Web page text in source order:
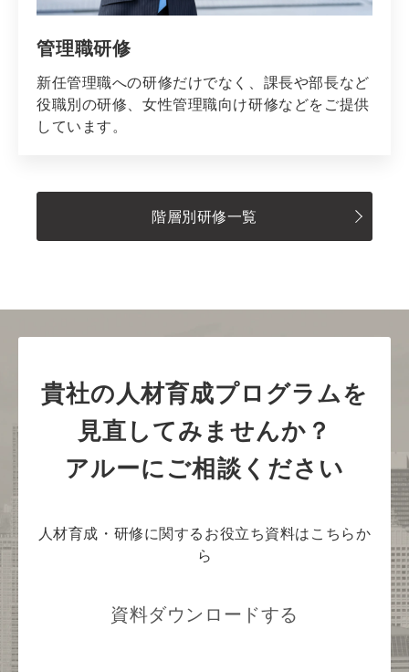
管理職研修
新任管理職への研修だけでなく、課長や部長など
役職別の研修、女性管理職向け研修などをご提供
しています。
階層別研修一覧
貴社の人材育成プログラムを
見直してみませんか？
アルーにご相談ください
人材育成・研修に関するお役立ち資料はこちらか
ら
資料ダウンロードする